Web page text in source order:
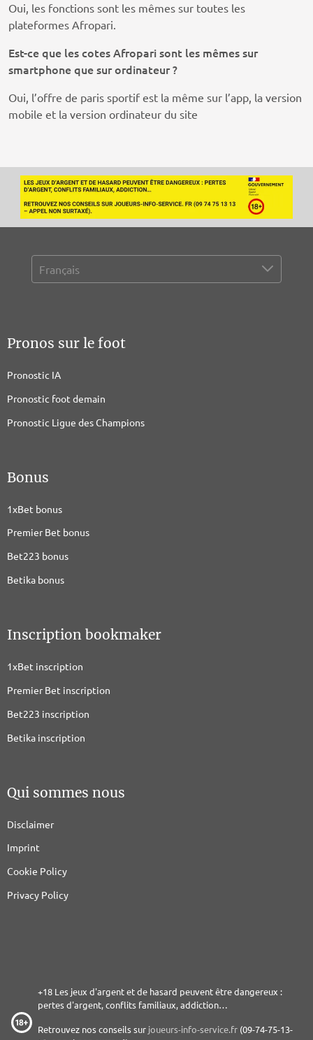
Oui, les fonctions sont les mêmes sur toutes les
plateformes Afropari.
Est-ce que les cotes Afropari sont les mêmes sur
smartphone que sur ordinateur ?
Oui, l’offre de paris sportif est la même sur l’app, la version
mobile et la version ordinateur du site
Pronos sur le foot
Pronostic IA
Pronostic foot demain
Pronostic Ligue des Champions
Bonus
1xBet bonus
Premier Bet bonus
Bet223 bonus
Betika bonus
Inscription bookmaker
1xBet inscription
Premier Bet inscription
Bet223 inscription
Betika inscription
Qui sommes nous
Disclaimer
Imprint
Cookie Policy
Privacy Policy
+18 Les jeux d'argent et de hasard peuvent être dangereux :
pertes d'argent, conflits familiaux, addiction…
Retrouvez nos conseils sur joueurs-info-service.fr (09-74-75-13-